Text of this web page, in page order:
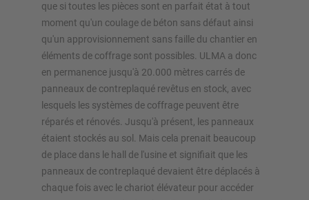
que si toutes les pièces sont en parfait état à tout
moment qu'un coulage de béton sans défaut ainsi
qu'un approvisionnement sans faille du chantier en
éléments de coffrage sont possibles. ULMA a donc
en permanence jusqu'à 20.000 mètres carrés de
panneaux de contreplaqué revêtus en stock, avec
lesquels les systèmes de coffrage peuvent être
réparés et rénovés. Jusqu'à présent, les panneaux
étaient stockés au sol. Mais cela prenait beaucoup
de place dans le hall de l'usine et signifiait que les
panneaux de contreplaqué devaient être déplacés à
chaque fois avec le chariot élévateur pour accéder